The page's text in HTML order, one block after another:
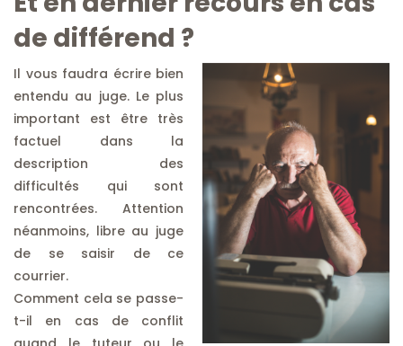
de différend ?
Il vous faudra écrire bien
entendu au juge. Le plus
important est être très
factuel dans la
description des
difficultés qui sont
rencontrées. Attention
néanmoins, libre au juge
de se saisir de ce
courrier.
Comment cela se passe-
t-il en cas de conflit